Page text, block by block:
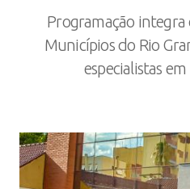
Programação integra
Municípios do Rio
especialistas